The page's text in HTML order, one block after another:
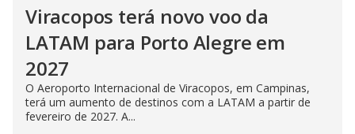
Viracopos terá novo voo da
LATAM para Porto Alegre em
2027
O Aeroporto Internacional de Viracopos, em Campinas,
terá um aumento de destinos com a LATAM a partir de
fevereiro de 2027. A...